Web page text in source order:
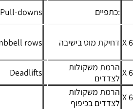
Lat Pull-downs פולי קדמי
Dumbbell rows
משקולת
Deadlifts
דאד-ליפט